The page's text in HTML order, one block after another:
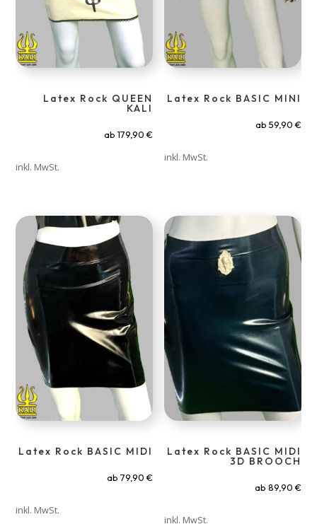
Latex Rock QUEEN
KALI
ab 179,90 €
inkl. MwSt.
Latex Rock BASIC MINI
ab 59,90 €
inkl. MwSt.
Latex Rock BASIC MIDI
ab 79,90 €
inkl. MwSt.
Latex Rock BASIC MIDI
3D BROOCH
ab 89,90 €
inkl. MwSt.